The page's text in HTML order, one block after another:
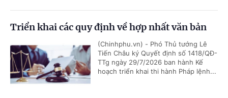
Triển khai các quy định về hợp nhất văn bản
(Chinhphu.vn) - Phó Thủ tướng Lê
Tiến Châu ký Quyết định số 1418/QĐ-
TTg ngày 29/7/2026 ban hành Kế
hoạch triển khai thi hành Pháp lệnh...